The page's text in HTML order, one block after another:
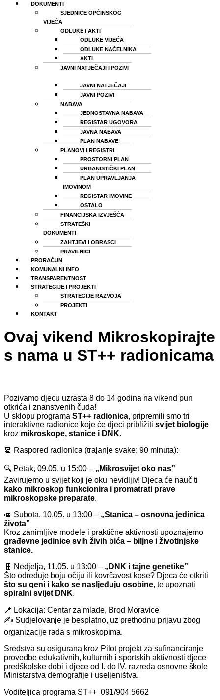
DOKUMENTI
SJEDNICE OPĆINSKOG
VIJEĆA
ODLUKE I AKTI
ODLUKE VIJEĆA
ODLUKE NAČELNIKA
AKTI
JAVNI NATJEČAJI I POZIVI
JAVNI NATJEČAJI
JAVNI POZIVI
NABAVA
JEDNOSTAVNA NABAVA
REGISTAR UGOVORA
JAVNA NABAVA
PLAN NABAVE
PLANOVI I REGISTRI
PROSTORNI PLAN
URBANISTIČKI PLAN
PLAN UPRAVLJANJA
IMOVINOM
REGISTAR IMOVINE
OSTALO
FINANCIJSKA IZVJEŠĆA
STRATEŠKI
DOKUMENTI
ZAHTJEVI I OBRASCI
PRAVILNICI
PRORAČUN
KOMUNALNI INFO
TRANSPARENTNOST
STRATEGIJE I PROJEKTI
STRATEGIJE RAZVOJA
PROJEKTI
KONTAKT
Ovaj vikend Mikroskopirajte
s nama u ST++ radionicama
Pozivamo djecu uzrasta 8 do 14 godina na vikend pun
otkrića i znanstvenih čuda!
U sklopu programa ST++ radionica, pripremili smo tri
interaktivne radionice koje će djeci približiti svijet biologije
kroz mikroskope, stanice i DNK.
📆 Raspored radionica (trajanje svake: 90 minuta):
🔍 Petak, 09.05. u 15:00 – „Mikrosvijet oko nas”
Zavirujemo u svijet koji je oku nevidljiv! Djeca će naučiti
kako mikroskop funkcionira i promatrati prave
mikroskopske preparate.
🧫 Subota, 10.05. u 13:00 – „Stanica – osnovna jedinica
života”
Kroz zanimljive modele i praktične aktivnosti upoznajemo
građevne jedinice svih živih bića – biljne i životinjske
stanice.
🧬 Nedjelja, 11.05. u 13:00 – „DNK i tajne genetike”
Što određuje boju očiju ili kovrčavost kose? Djeca će otkriti
što su geni i kako se nasljeđuju osobine, te upoznati
spiralni svijet DNK.
📍 Lokacija: Centar za mlade, Brod Moravice
✍️ Sudjelovanje je besplatno, uz prethodnu prijavu zbog
organizacije rada s mikroskopima.
Sredstva su osigurana kroz Pilot projekt za sufinanciranje
provedbe edukativnih, kulturnih i sportskih aktivnosti djece
predškolske dobi i djece od I. do IV. razreda osnovne škole
Ministarstva demografije i useljeništva.
Voditeljica programa ST++ 091/904 5662